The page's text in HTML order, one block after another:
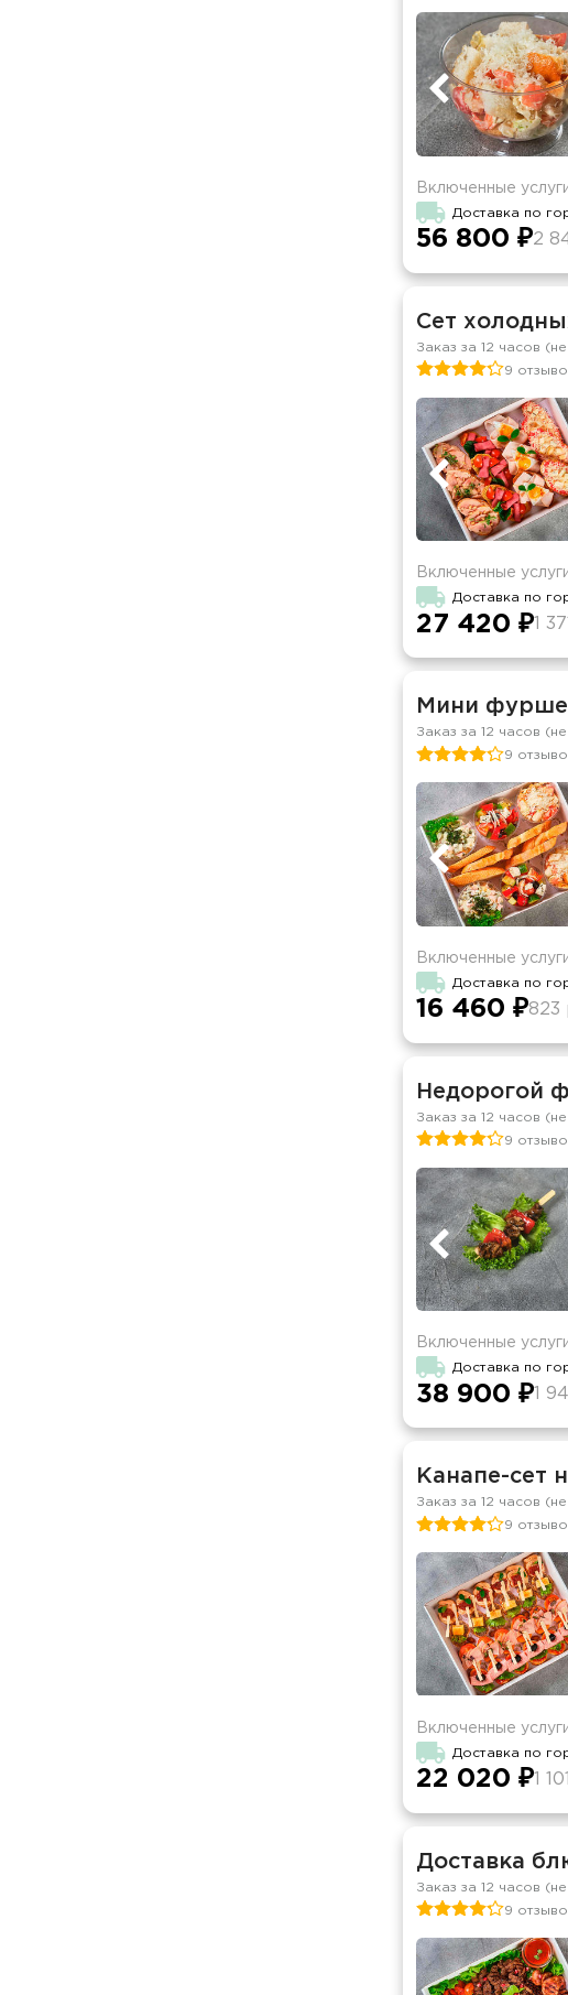
Включенные
Доставка по
56 800 ₽2
Сет
Заказ за 12 часов
9
Включенные
Доставка по
27 420 ₽ 1
Мини
Заказ за 12 часов
9
Включенные
Доставка по
16 460 ₽823
Недорогой
Заказ за 12 часов
9
Включенные
Доставка по
38 900 ₽ 1
Канапе-сет
Заказ за 12 часов
9
Включенные
Доставка по
22 020 ₽1
Доставка
Заказ за 12 часов
9